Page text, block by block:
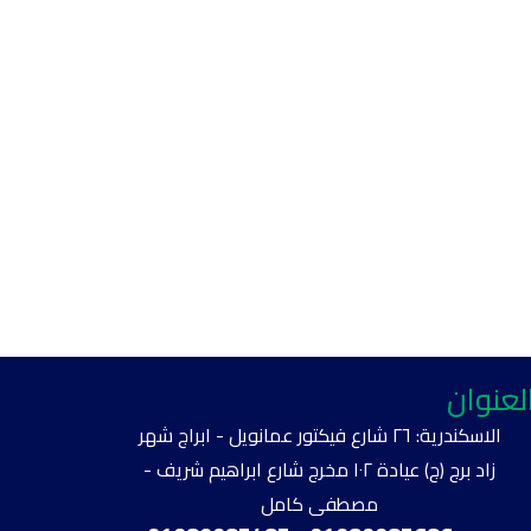
الاسكندرية: ٢٦ شارع فيكتور عمانويل - ابراج شهر
زاد برج (ج) عيادة ١٠٢ مخرج شارع ابراهيم شريف -
مصطفى كامل